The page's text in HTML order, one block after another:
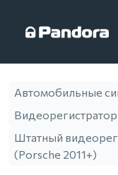
Автомобильные
Видеорегистратор
Штатный
(Porsche 2011+)